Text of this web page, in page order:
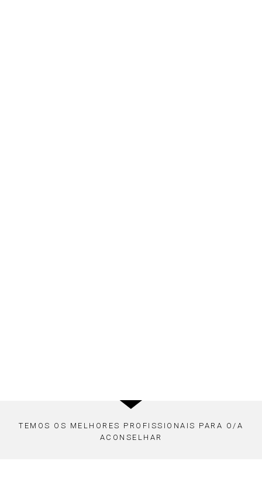
TEMOS OS MELHORES PROFISSIONAIS PARA O/A
ACONSELHAR